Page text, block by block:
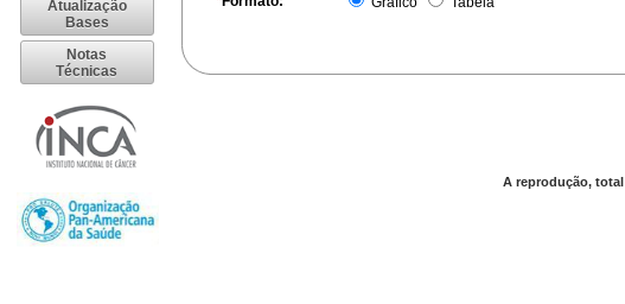
Atualização
Bases
Notas
Técnicas
C21 - ANUS E CANAL ANAL
C26 - LOCALIZACOES MAL DEFINIDAS NO APARELHO
A reprodução,